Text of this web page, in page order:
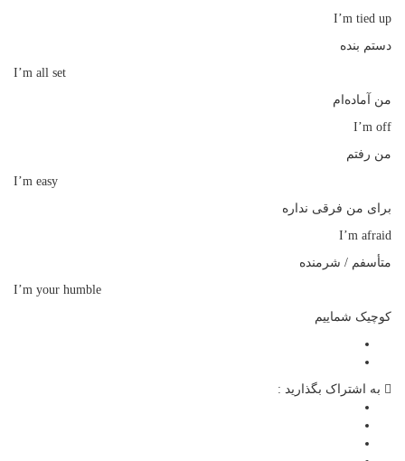
I’m tied up
دستم بنده
I’m all set
من آماده‌ام
I’m off
من رفتم
I’m easy
برای من فرقی نداره
I’m afraid
متأسفم / شرمنده
I’m your humble
کوچیک شماییم
به اشتراک بگذارید :